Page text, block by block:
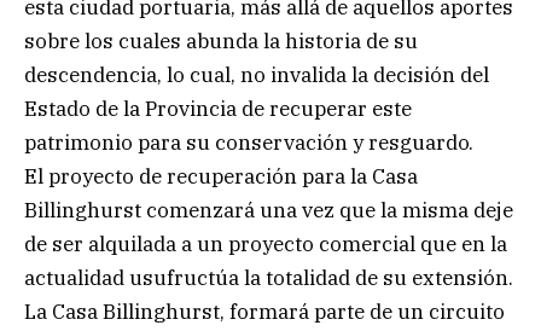
esta ciudad portuaria, más allá de aquellos aportes
sobre los cuales abunda la historia de su
descendencia, lo cual, no invalida la decisión del
Estado de la Provincia de recuperar este
patrimonio para su conservación y resguardo.
El proyecto de recuperación para la Casa
Billinghurst comenzará una vez que la misma deje
de ser alquilada a un proyecto comercial que en la
actualidad usufructúa la totalidad de su extensión.
La Casa Billinghurst, formará parte de un circuito